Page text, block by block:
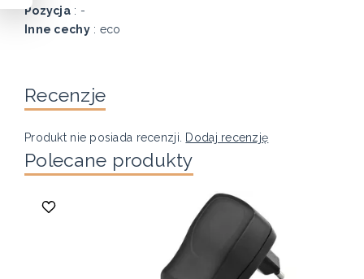
Pozycja: -
Inne cechy: eco
Recenzje
Produkt nie posiada recenzji. Dodaj recenzję
Polecane produkty